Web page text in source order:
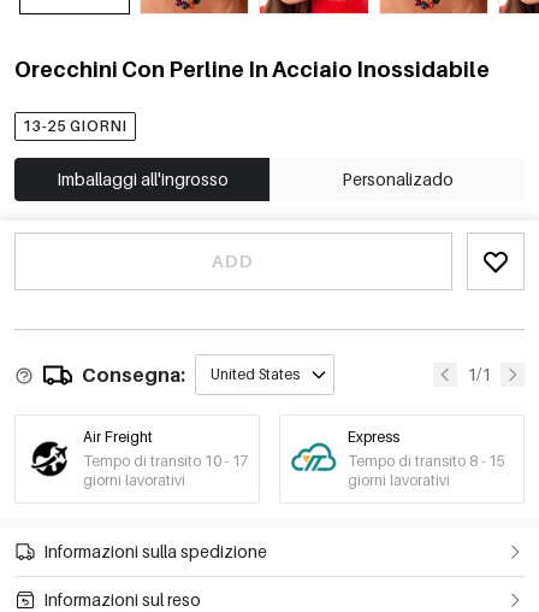
Orecchini Con Perline In Acciaio Inossidabile
13-25 GIORNI
Imballaggi all'ingrosso Personalizado
ADD
Consegna: United States 1/1
Air Freight
Tempo di transito 10 - 17
giorni lavorativi
Express
Tempo di transito 8 - 15
giorni lavorativi
Informazioni sulla spedizione
Informazioni sul reso